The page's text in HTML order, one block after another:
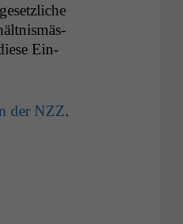
Ein­
der NZZ.